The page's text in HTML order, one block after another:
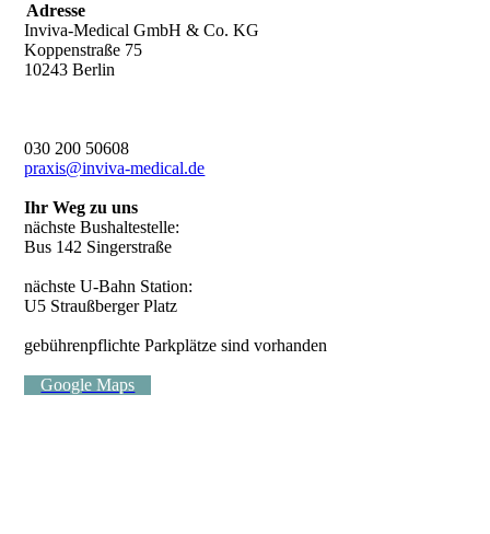
Adresse
Inviva-Medical GmbH & Co. KG
Koppenstraße 75
10243 Berlin
030 200 50608
praxis@inviva-medical.de
Ihr Weg zu uns
nächste Bushaltestelle:
Bus 142 Singerstraße
nächste U-Bahn Station:
U5 Straußberger Platz
gebührenpflichte Parkplätze sind vorhanden
Google Maps